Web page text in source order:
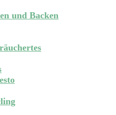
und Backen